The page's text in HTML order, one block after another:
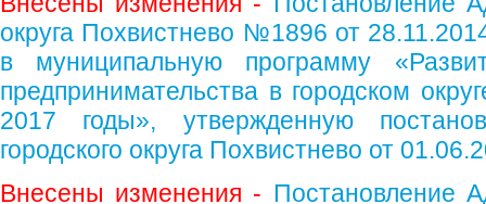
округа Похвистнево №1896 от
в муниципальную программу
предпринимательства в городском
2017 годы», утвержденную
городского округа Похвистнево от
Внесены изменения - Постановление